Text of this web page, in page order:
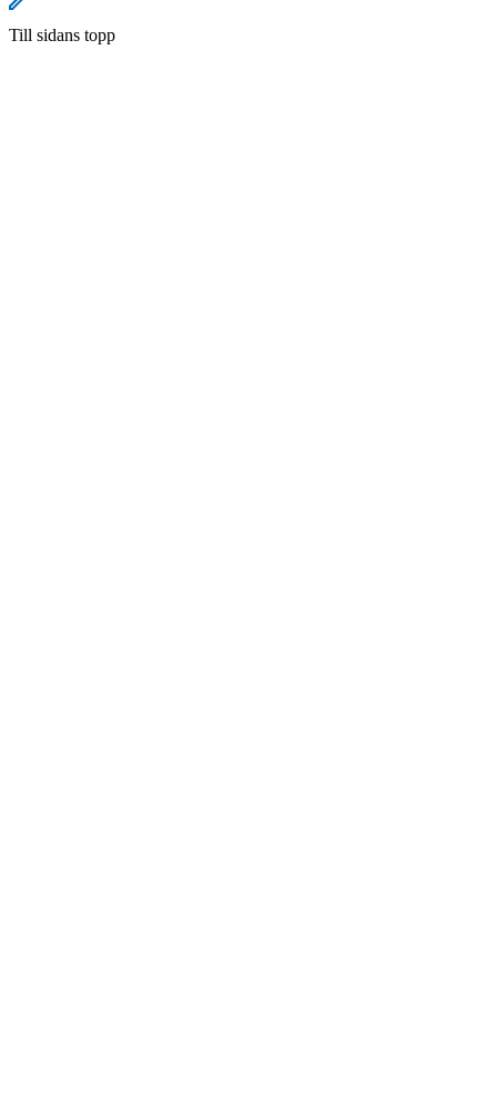
Till sidans topp